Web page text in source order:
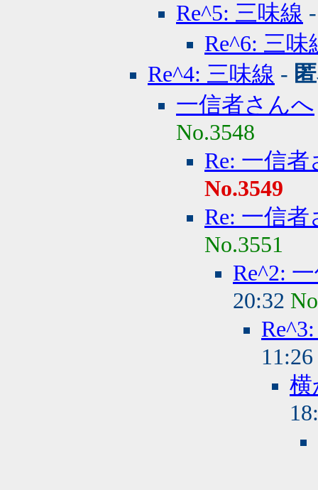
Re^5: 三味線
Re^6: 三味
Re^4: 三味線 -
一信者さんへ
No.3548
Re: 一信
No.3549
Re: 一信
No.3551
Re^2:
20:32
11:26
横